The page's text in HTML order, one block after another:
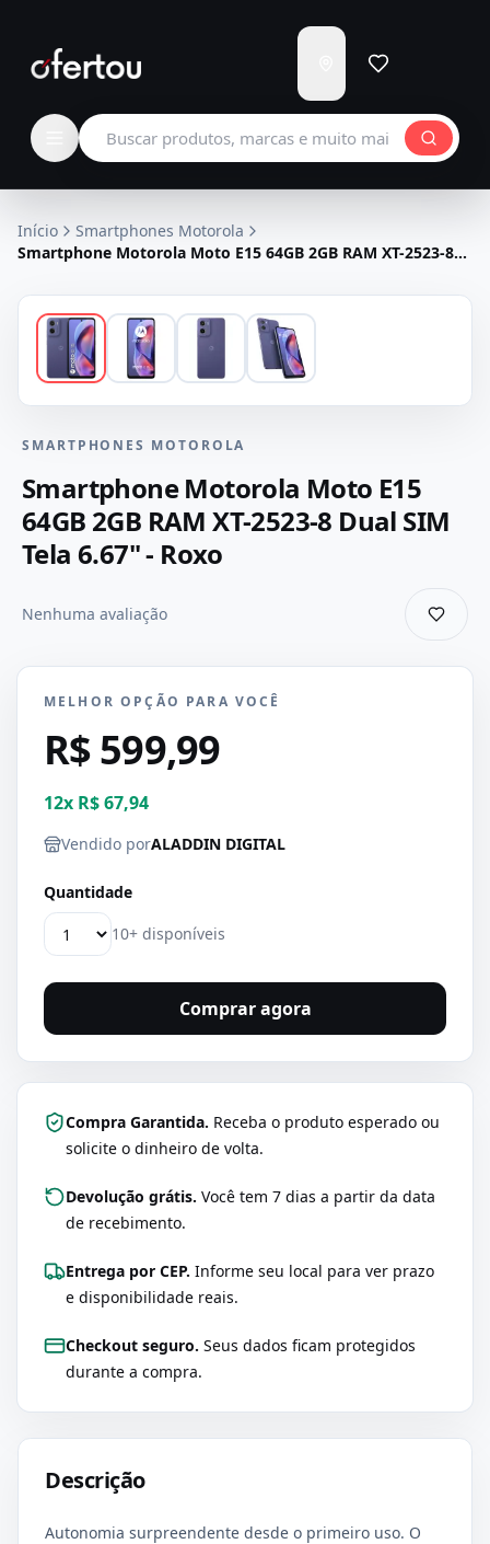
para
Carregando...
Buscar produtos
Início
Smartphones Motorola
Smartphone Motorola Moto E15 64GB 2GB RAM XT-2523-8
SMARTPHONES MOTOROLA
Smartphone Motorola Moto E15
64GB 2GB RAM XT-2523-8 Dual SIM
Tela 6.67" - Roxo
Nenhuma avaliação
MELHOR OPÇÃO PARA VOCÊ
R$ 599,99
12x R$ 67,94
Vendido porALADDIN DIGITAL
Quantidade
10+ disponíveis
Comprar agora
Compra Garantida. Receba o produto esperado ou
solicite o dinheiro de volta.
Devolução grátis. Você tem 7 dias a partir da data
de recebimento.
Entrega por CEP. Informe seu local para ver prazo
e disponibilidade reais.
Checkout seguro. Seus dados ficam protegidos
durante a compra.
Descrição
Autonomia surpreendente desde o primeiro uso. O